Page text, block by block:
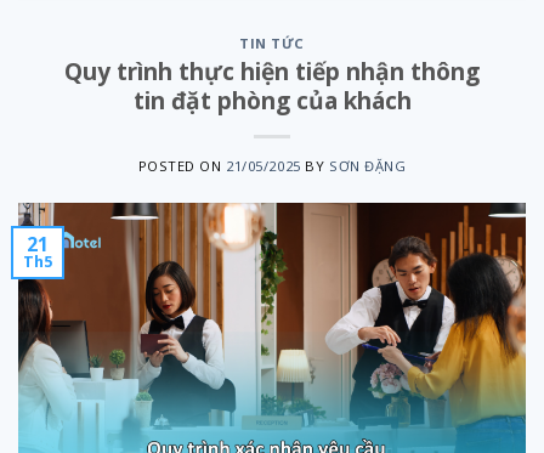
TIN TỨC
Quy trình thực hiện tiếp nhận thông
tin đặt phòng của khách
POSTED ON 21/05/2025 BY SƠN ĐẶNG
21
Th5